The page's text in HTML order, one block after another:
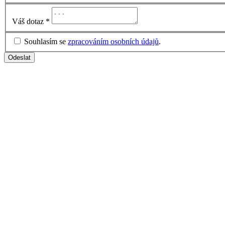
Váš dotaz *
Souhlasím se zpracováním osobních údajů.
Odeslat